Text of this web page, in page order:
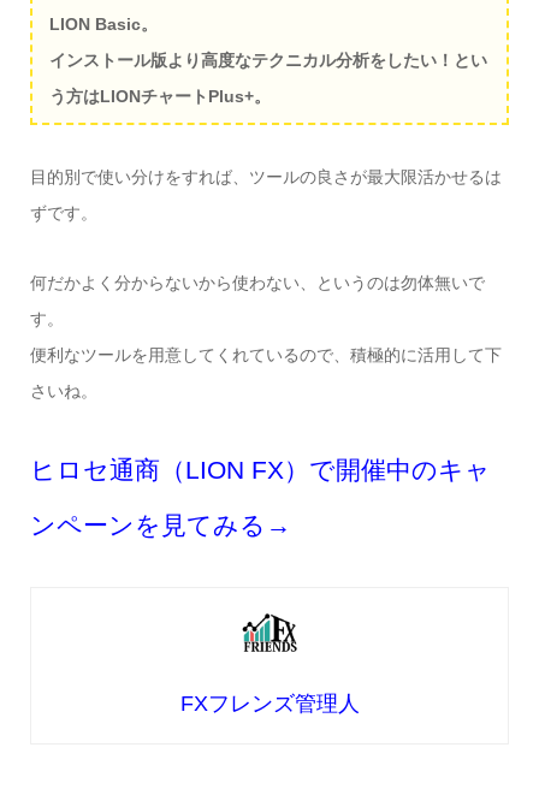
LION Basic。
インストール版より高度なテクニカル分析をしたい！とい
う方はLIONチャートPlus+。
目的別で使い分けをすれば、ツールの良さが最大限活かせるは
ずです。
何だかよく分からないから使わない、というのは勿体無いで
す。
便利なツールを用意してくれているので、積極的に活用して下
さいね。
ヒロセ通商（LION FX）で開催中のキャ
ンペーンを見てみる→
FXフレンズ管理人